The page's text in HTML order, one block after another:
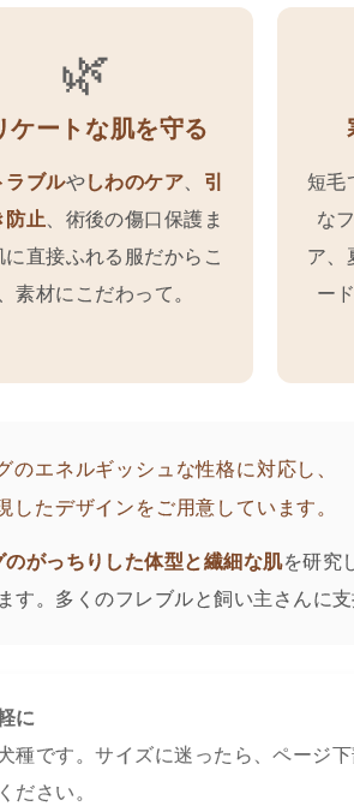
🌿
ケートな肌を守る
ラブルやしわのケア、 引
防止、術後の傷口保護ま
直接ふれる服だからこ
素材にこだわって。
短毛
な
ア、
ー
のエネルギッシュな性格に対応し、
したデザインをご用意しています。
がっちりした体型と繊細な肌を研究
す。多くのフレブルと飼い主さんに
に
種です。サイズに迷ったら、ページ
ださい。